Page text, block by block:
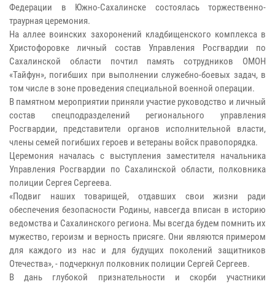
Федерации в Южно-Сахалинске состоялась торжественно-
траурная церемония.
На аллее воинских захоронений кладбищенского комплекса в
Христофоровке личный состав Управления Росгвардии по
Сахалинской области почтил память сотрудников ОМОН
«Тайфун», погибших при выполнении служебно-боевых задач, в
том числе в зоне проведения специальной военной операции.
В памятном мероприятии приняли участие руководство и личный
состав спецподразделений регионального управления
Росгвардии, представители органов исполнительной власти,
члены семей погибших героев и ветераны войск правопорядка.
Церемония началась с выступления заместителя начальника
Управления Росгвардии по Сахалинской области, полковника
полиции Сергея Сергеева.
«Подвиг наших товарищей, отдавших свои жизни ради
обеспечения безопасности Родины, навсегда вписан в историю
ведомства и Сахалинского региона. Мы всегда будем помнить их
мужество, героизм и верность присяге. Они являются примером
для каждого из нас и для будущих поколений защитников
Отечества», - подчеркнул полковник полиции Сергей Сергеев.
В дань глубокой признательности и скорби участники